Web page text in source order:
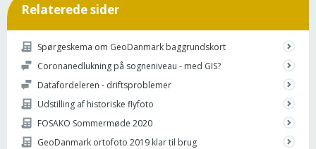
Relaterede sider
Spørgeskema om GeoDanmark baggrundskort
Coronanedlukning på sogneniveau - med GIS?
Datafordeleren - driftsproblemer
Udstilling af historiske flyfoto
FOSAKO Sommermøde 2020
GeoDanmark ortofoto 2019 klar til brug